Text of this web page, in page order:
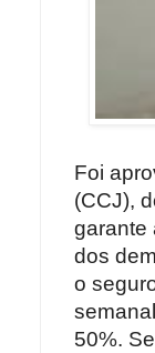
Foi
(CCJ),
garante
dos
o
50%.